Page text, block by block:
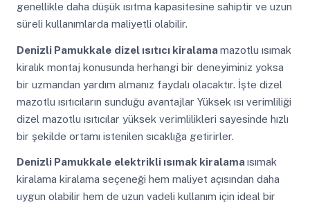
genellikle daha düşük ısıtma kapasitesine sahiptir ve uzun
süreli kullanımlarda maliyetli olabilir.
Denizli Pamukkale dizel ısıtıcı kiralamamazotlu ısımak
kiralık montaj konusunda herhangi bir deneyiminiz yoksa
bir uzmandan yardım almanız faydalı olacaktır. İşte dizel
mazotlu ısıtıcıların sunduğu avantajlar Yüksek ısı verimliliği
dizel mazotlu ısıtıcılar yüksek verimlilikleri sayesinde hızlı
bir şekilde ortamı istenilen sıcaklığa getirirler.
Denizli Pamukkale elektrikli ısımak kiralamaısımak
kiralama kiralama seçeneği hem maliyet açısından daha
uygun olabilir hem de uzun vadeli kullanım için ideal bir